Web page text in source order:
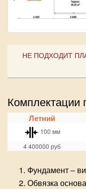
НЕ ПОДХОДИТ
Комплектации
Летний
100 мм
4 400000 руб
Фундамент –
Обвязка